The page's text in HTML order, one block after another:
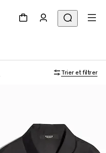
Trier et filtrer